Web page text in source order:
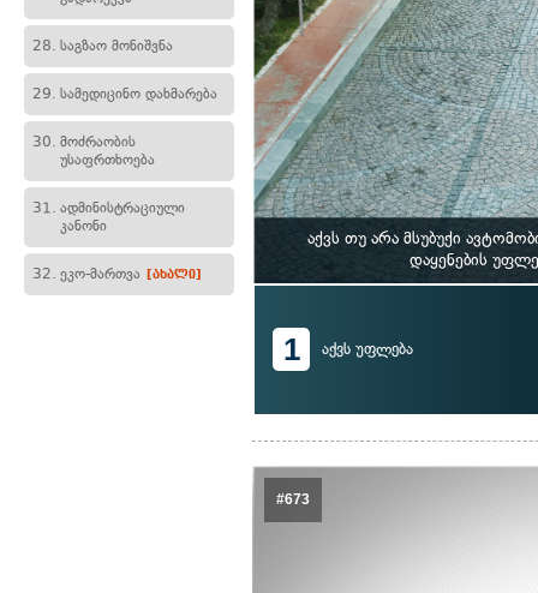
28. საგზაო მონიშვნა
29. სამედიცინო დახმარება
30. მოძრაობის
უსაფრთხოება
31. ადმინისტრაციული
კანონი
32. ეკო-მართვა [ახალი]
აქვს თუ არა მსუბუქი
დაყენების
1 აქვს უფლება
#673